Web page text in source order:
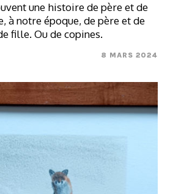
une histoire de père et de
à notre époque, de père et de
fille. Ou de copines.
8 MARS 2024